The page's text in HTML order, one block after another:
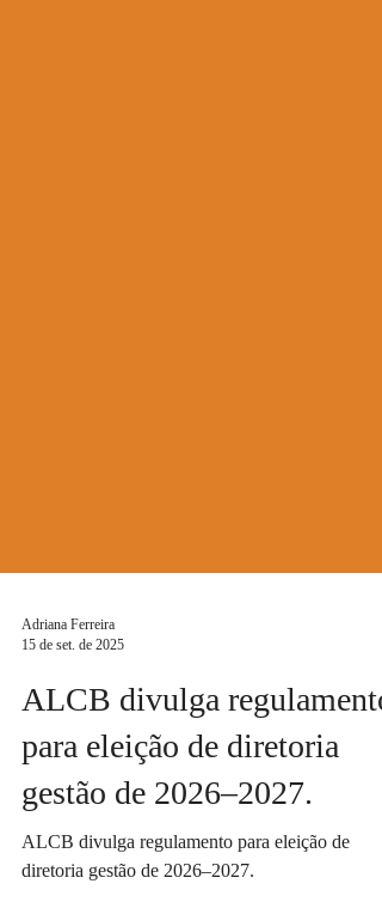
Adriana Ferreira
15 de set. de 2025
ALCB divulga regulamento
para eleição de diretoria
gestão de 2026–2027.